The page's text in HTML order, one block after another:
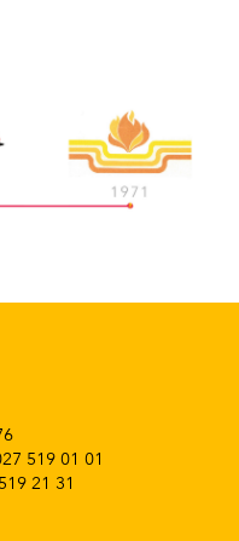
519 01 01
21 31